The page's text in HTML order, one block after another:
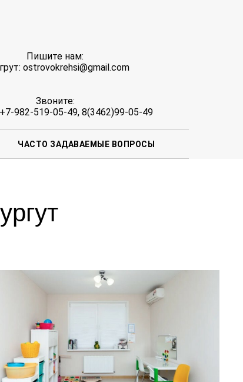
Пишите нам:
ostrovokrehsi@gmail.com
Звоните:
+7-982-519-05-49, 8(3462)99-05-49
ЧАСТО ЗАДАВАЕМЫЕ ВОПРОСЫ